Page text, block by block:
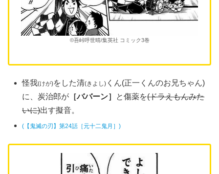
©吾峠呼世晴/集英社 コミック3巻
怪我(けが)をした清(きよし) くん(正一くんのお兄ちゃん)
に、炭治郎が ［ババーン］ と傷薬を(ドラえもんみた
いに)出す擬音。
(【鬼滅の刃】第24話［元十二鬼月］)